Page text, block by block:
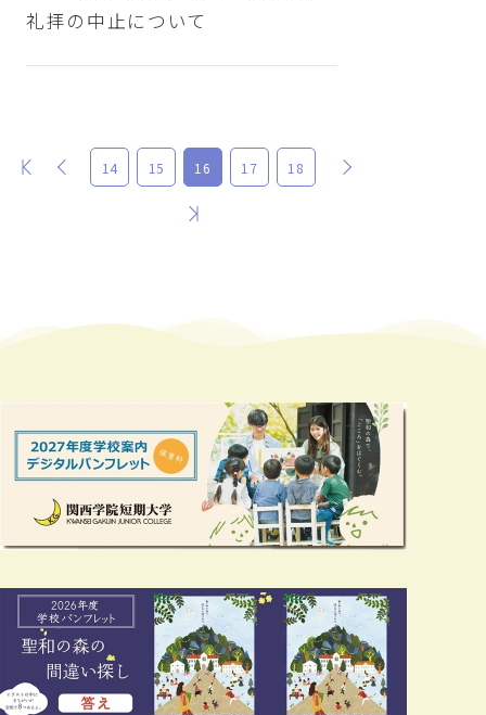
礼拝の中止について
最初 前 14 15 16 17 18
最後